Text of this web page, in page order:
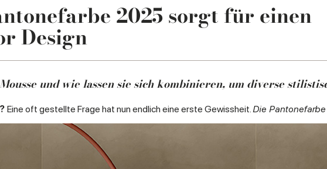
2025 sorgt für einen
Design
und wie lassen sie sich kombinieren, um diverse
Eine oft gestellte Frage hat nun endlich eine erste Gewissheit.Die